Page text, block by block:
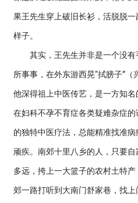
果王先生穿上破旧长衫，活脱脱
样子。
其实，王先生并非是一个没
所事事，在外东游西晃“拭膀子”（
他深得祖上中医传艺，是一方知
在妇科不孕不育症各类疑难杂症
的独特中医疗法，总能精准找准
顽疾。南郊十里八乡的人，只要
多远，挎上一大篮子的农村土特
郊一路打听到大南门舒家巷，找上